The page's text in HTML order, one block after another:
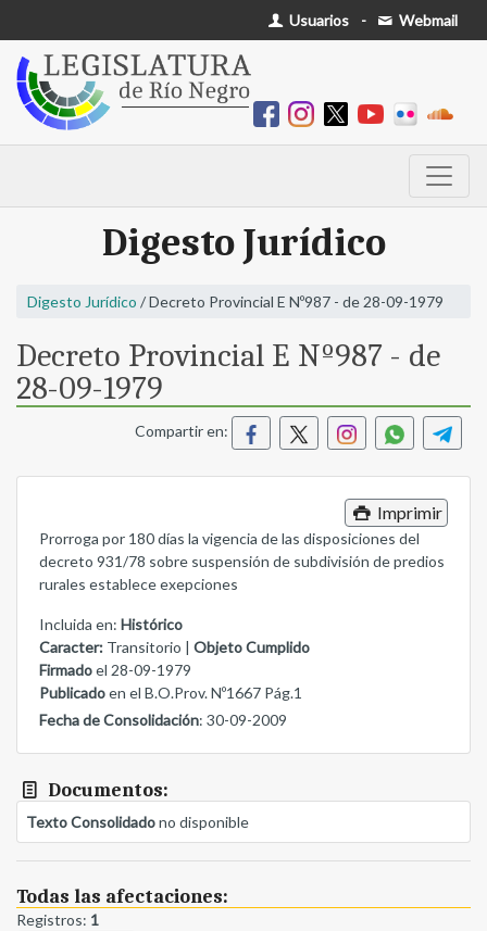
Usuarios - Webmail
Digesto Jurídico
Digesto Jurídico / Decreto Provincial E Nº987 - de 28-09-1979
Decreto Provincial E Nº987 - de
28-09-1979
Compartir en:
Imprimir
Prorroga por 180 días la vigencia de las disposiciones del
decreto 931/78 sobre suspensión de subdivisión de predios
rurales establece exepciones
Incluida en: Histórico
Caracter: Transitorio | Objeto Cumplido
Firmadoel 28-09-1979
Publicadoen el B.O.Prov. Nº1667 Pág.1
Fecha de Consolidación: 30-09-2009
Documentos:
Texto Consolidadono disponible
Todas las afectaciones:
Registros: 1